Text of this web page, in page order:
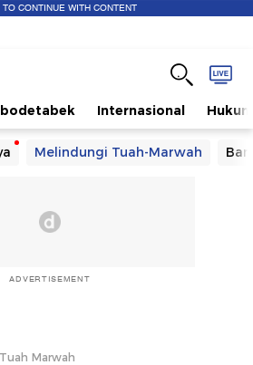
CONTINUE WITH CONTENT
Internasional Hukum
Melindungi Tuah-Marwah
ADVERTISEMENT
Marwah